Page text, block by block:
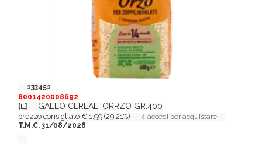
133451
8001420008692
[L]
GALLO CEREALI ORRZO GR.400
prezzo consigliato € 1.99 (29.21%) 4 accedi per acquistare
T.M.C. 31/08/2028